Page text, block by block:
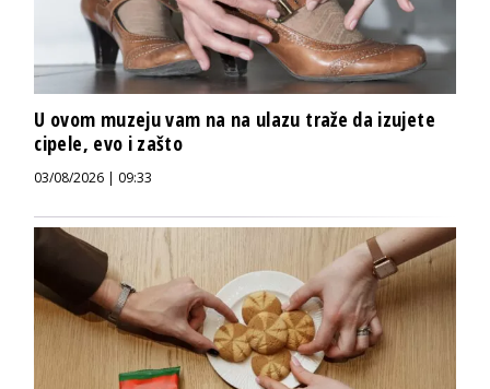
U ovom muzeju vam na na ulazu traže da izujete
cipele, evo i zašto
03/08/2026 | 09:33